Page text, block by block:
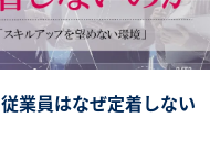
業員はなぜ定着しない